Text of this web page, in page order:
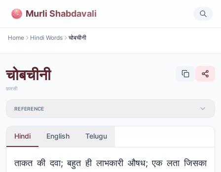
Murli Shabdavali
Home Hindi Words चोबचीनी
चोबचीनी
फ़ारसी
REFERENCE
Hindi English Telugu
ताकत की दवा; बहुत ही लाभकारी औषध; एक लता जिसका